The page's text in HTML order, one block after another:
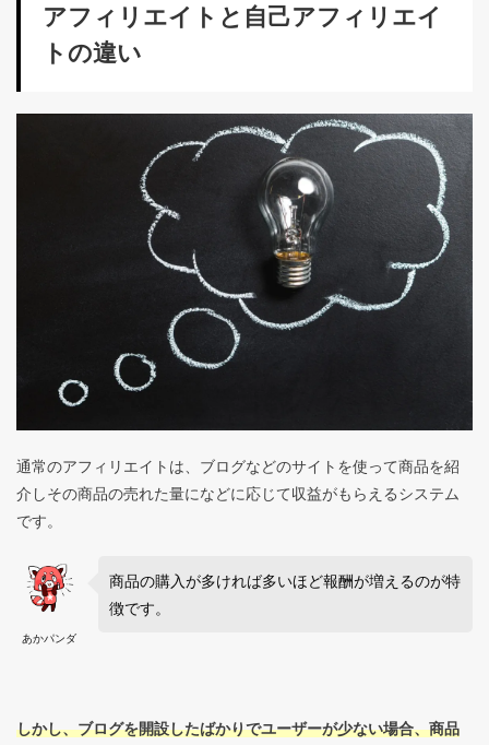
アフィリエイトと自己アフィリエイ
トの違い
通常のアフィリエイトは、ブログなどのサイトを使って商品を紹
介しその商品の売れた量になどに応じて収益がもらえるシステム
です。
あかパンダ
商品の購入が多ければ多いほど報酬が増えるのが特
徴です。
しかし、ブログを開設したばかりでユーザーが少ない場合、商品